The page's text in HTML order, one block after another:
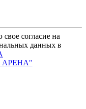
согласие на
данных в